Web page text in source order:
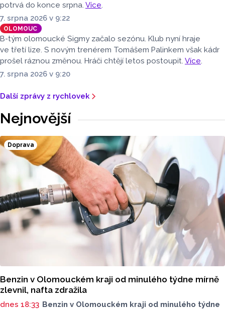
potrvá do konce srpna. Více.
7. srpna 2026 v 9:22
OLOMOUC
B-tým olomoucké Sigmy začalo sezónu. Klub nyní hraje
ve třetí lize. S novým trenérem Tomášem Palinkem však kádr
prošel ráznou změnou. Hráči chtějí letos postoupit. Více.
7. srpna 2026 v 9:20
Další zprávy z rychlovek
Nejnovější
Doprava
Benzin v Olomouckém kraji od minulého týdne mírně
zlevnil, nafta zdražila
dnes 18:33 Benzin v Olomouckém kraji od minulého týdne